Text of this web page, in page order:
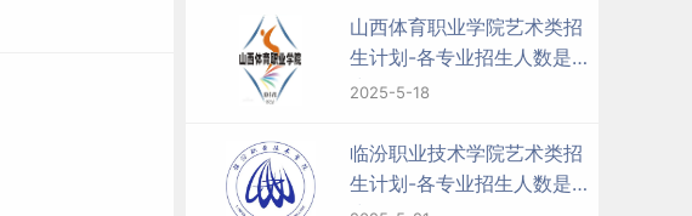
山西体育职业学院艺术类招
生计划-各专业招生人数是多
少
2025-5-18
临汾职业技术学院艺术类招
生计划-各专业招生人数是多